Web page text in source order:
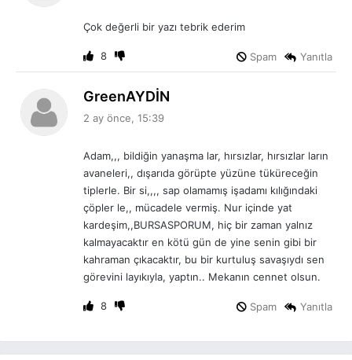
:
Çok değerli bir yazı tebrik ederim
8 Yanıtla
Spam
GreenAYDİN
2 ay önce, 15:39
Adam,,, bildiğin yanaşma lar, hırsızlar, hırsızlar ların
avaneleri,, dışarıda görüpte yüzüne tüküreceğin
tiplerle. Bir si,,,, sap olamamış işadamı kılığındaki
çöpler le,, mücadele vermiş. Nur içinde yat
kardeşim,,BURSASPORUM, hiç bir zaman yalnız
kalmayacaktır en kötü gün de yine senin gibi bir
kahraman çıkacaktır, bu bir kurtuluş savaşıydı sen
görevini layıkıyla, yaptın.. Mekanın cennet olsun.
8 Yanıtla
Spam